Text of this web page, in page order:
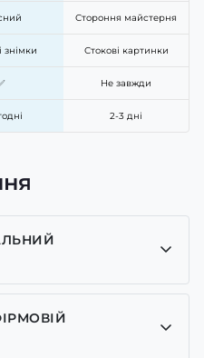
Стороння майстерня
знімки Стокові картинки
Не завжди
2-3 дні
оригінальні, ми є